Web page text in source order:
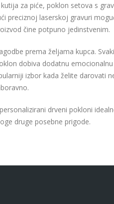
za piće, poklon setova s
preciznoj laserskoj gravuri
čine potpuno jedinstvenim.
prema željama kupca.
dobiva dodatnu
izbor kada želite darovati
drveni pokloni
druge posebne prigode.